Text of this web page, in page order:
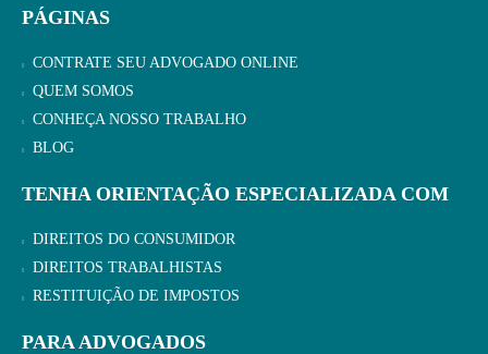
PÁGINAS
CONTRATE SEU ADVOGADO ONLINE
QUEM SOMOS
CONHEÇA NOSSO TRABALHO
BLOG
TENHA ORIENTAÇÃO ESPECIALIZADA COM
DIREITOS DO CONSUMIDOR
DIREITOS TRABALHISTAS
RESTITUIÇÃO DE IMPOSTOS
PARA ADVOGADOS